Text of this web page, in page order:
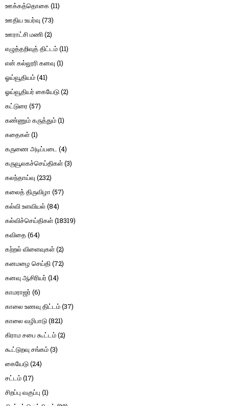
ஊக்கத்தொகை(11)
ஊதிய உயர்வு (73)
ஊராட்சி மணி(2)
எழுத்தறிவுத் திட்டம்(11)
என் கல்லூரி கனவு (1)
ஓய்வூதியம்(41)
ஓய்வூதியர் கையேடு(2)
கட்டுரை (57)
கண்ணும் கருத்தும்(1)
கதைகள்(1)
கருணை அடிப்படை (4)
கருவூலகச்செய்திகள்(3)
கலந்தாய்வு (232)
கலைத் திருவிழா (57)
கல்வி உளவியல் (84)
கல்விச்செய்திகள்(18319)
கவிதை(64)
கற்றல் விளைவுகள்(2)
கனமழை செய்தி(72)
கனவு ஆசிரியர் (14)
காமராஜர் (6)
காலை உணவு திட்டம்(37)
காலை வழிபாடு(821)
கிராம சபை கூட்டம்(2)
கூட்டுறவு சங்கம்(3)
கையேடு(24)
சட்டம்(17)
சிறப்பு வகுப்பு (1)